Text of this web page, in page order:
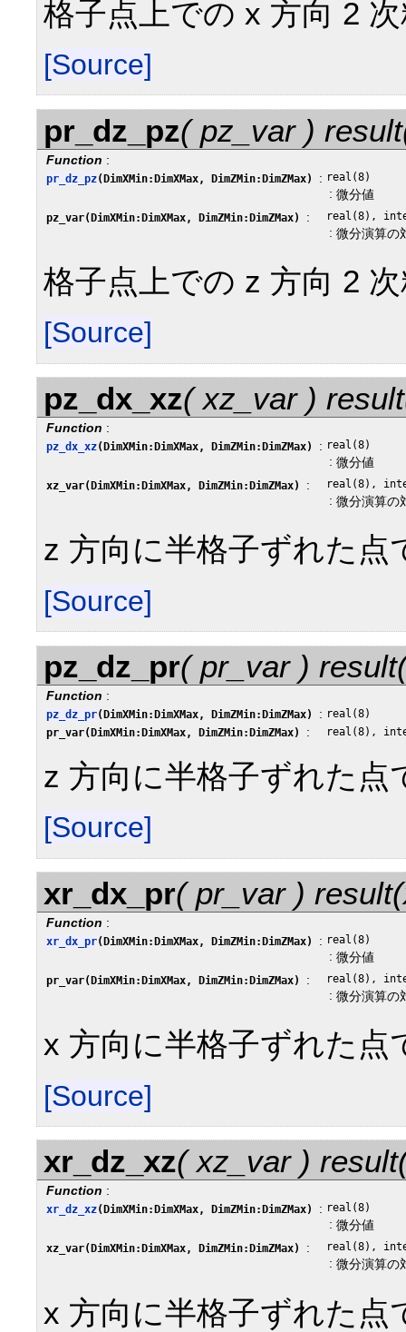
格子点上での x 方向 2
[Source]
pr_dz_pz( pz_var )
Function :
pr_dz_pz(DimXMin:DimXMax, DimZMin:DimZMax) : real(8)
: 微分値
pz_var(DimXMin:DimXMax, DimZMin:DimZMax) : real(8),
: 微分演算の
格子点上での z 方向 2
[Source]
pz_dx_xz( xz_var )
Function :
pz_dx_xz(DimXMin:DimXMax, DimZMin:DimZMax) : real(8)
: 微分値
xz_var(DimXMin:DimXMax, DimZMin:DimZMax) : real(8),
: 微分演算の
z 方向に半格子ずれた点
[Source]
pz_dz_pr( pr_var )
Function :
pz_dz_pr(DimXMin:DimXMax, DimZMin:DimZMax) : real(8)
pr_var(DimXMin:DimXMax, DimZMin:DimZMax) : real(8),
z 方向に半格子ずれた点
[Source]
xr_dx_pr( pr_var )
Function :
xr_dx_pr(DimXMin:DimXMax, DimZMin:DimZMax) : real(8)
: 微分値
pr_var(DimXMin:DimXMax, DimZMin:DimZMax) : real(8),
: 微分演算の
x 方向に半格子ずれた点
[Source]
xr_dz_xz( xz_var )
Function :
xr_dz_xz(DimXMin:DimXMax, DimZMin:DimZMax) : real(8)
: 微分値
xz_var(DimXMin:DimXMax, DimZMin:DimZMax) : real(8),
: 微分演算の
x 方向に半格子ずれた点